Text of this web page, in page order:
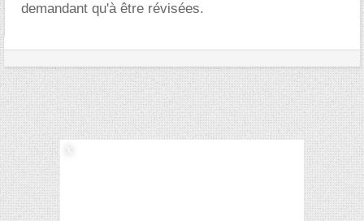
demandant qu'à être révisées.